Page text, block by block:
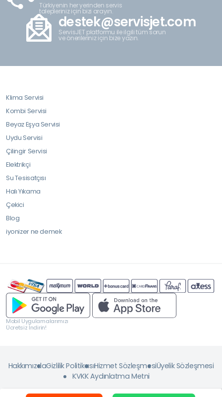
Türkiyenin her yerinden servis
talepleriniz için bizi arayın.
destek@servisjet.com
ServisJET platformu ile ilgili tüm sorun
ve önerileriniz için bize yazın.
Klima Servisi
Kombi Servisi
Beyaz Eşya Servisi
Uydu Servisi
Çilingir Servisi
Elektrikçi
Su Tesisatçısı
Halı Yıkama
Çekici
Blog
iyonizer ne demek
Mobil Uygulamalarımızı
Ücretsiz İndirin!
HakkımızdaGizlilik PolitikasıHizmet SözleşmesiÜyelik Sözleşmesi
KVKK Aydınlatma Metni